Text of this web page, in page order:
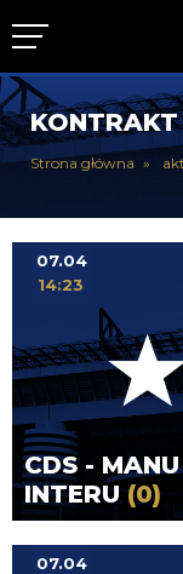
KLUB
DRUŻYNA
PUCHARY
DLA TIFOSICH
SERWIS
KONTRAKT
Strona główna
CDS -
INTERU(0)
07.04
14:23
07.04